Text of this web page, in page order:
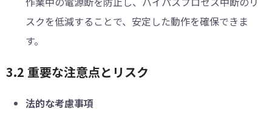
スクを低減することで、安定した動作を確保できま
す。
︎︎3.2 重要な注意点とリスク
法的な考慮事項